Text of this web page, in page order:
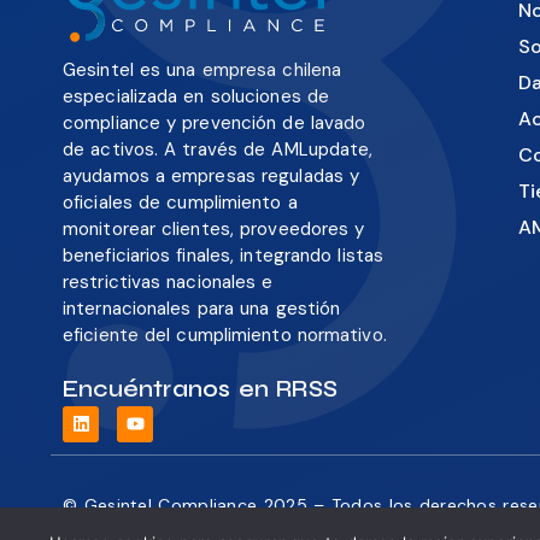
Gesintel es una empresa chilena
especializada en soluciones de
compliance y prevención de lavado
de activos. A través de AMLupdate,
ayudamos a empresas reguladas y
oficiales de cumplimiento a
monitorear clientes, proveedores y
beneficiarios finales, integrando listas
restrictivas nacionales e
internacionales para una gestión
eficiente del cumplimiento normativo.
Encuéntranos en RRSS
© Gesintel Compliance 2025 – Todos los derechos